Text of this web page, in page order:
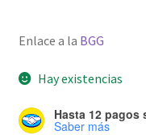
Enlace a la BGG
Hay existencias
Hasta 12 pagos
Saber más